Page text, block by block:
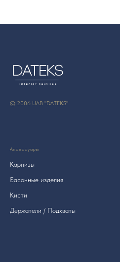
© 2006 UAB "DATEKS"
Аксессуары
Карнизы
Басонные изделия
Кисти
Держатели / Подхваты